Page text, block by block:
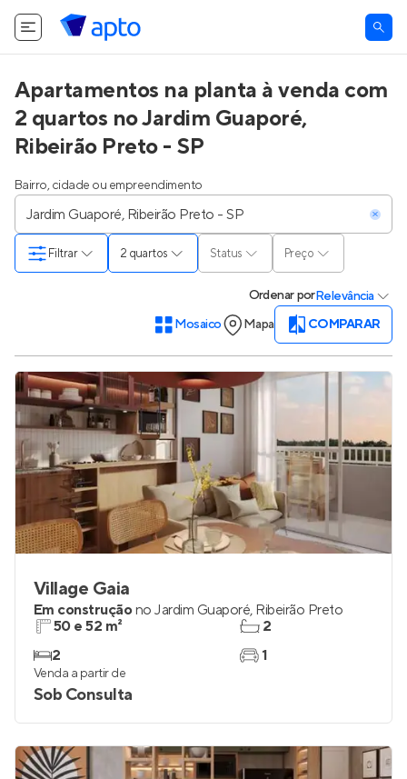
Apartamentos na planta à venda com
2 quartos no Jardim Guaporé,
Ribeirão Preto - SP
Bairro, cidade ou empreendimento
2 quartos Status Preço
Filtrar
OrdenarporRelevância
Mosaico
Mapa COMPARAR
Village Gaia
Em construçãono Jardim Guaporé, Ribeirão Preto
50 e 52 m²
2
2
1
Venda a partir de
Sob Consulta